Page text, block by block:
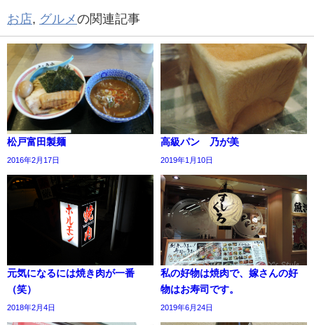
お店, グルメの関連記事
松戸富田製麺
2016年2月17日
高級パン 乃が美
2019年1月10日
元気になるには焼き肉が一番
（笑）
2018年2月4日
私の好物は焼肉で、嫁さんの好
物はお寿司です。
2019年6月24日